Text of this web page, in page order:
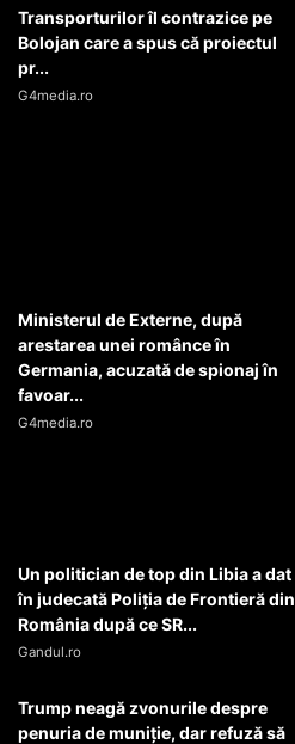
Transporturilor îl contrazice pe
Bolojan care a spus că proiectul
pr...
G4media.ro
Ministerul de Externe, după
arestarea unei românce în
Germania, acuzată de spionaj în
favoar...
G4media.ro
Un politician de top din Libia a dat
în judecată Poliția de Frontieră din
România după ce SR...
Gandul.ro
Trump neagă zvonurile despre
penuria de muniție, dar refuză să